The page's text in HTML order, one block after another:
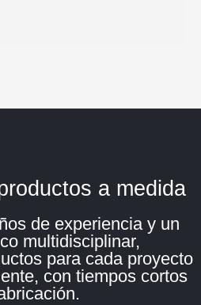
a medida
de experiencia y un
multidisciplinar,
para cada proyecto
con tiempos cortos